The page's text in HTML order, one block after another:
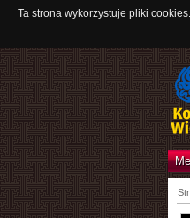
Ta strona wykorzystuje pliki